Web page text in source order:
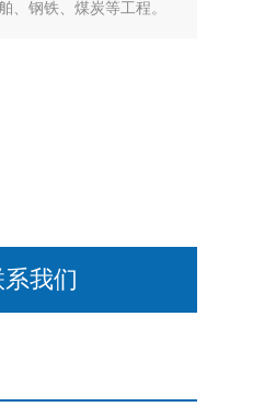
、钢铁、煤炭等工程。
系我们